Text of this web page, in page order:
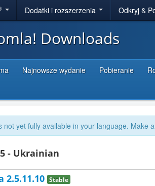
Dodatki i rozszerzenia Odkryj &
Downloads
Najnowsze wydanie Pobieranie
not yet fully available in your language. Make
- Ukrainian
2.5.11.10 Stable